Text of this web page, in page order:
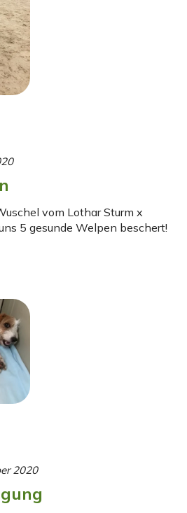
vom Lothar Sturm x
5 gesunde Welpen beschert!
2020